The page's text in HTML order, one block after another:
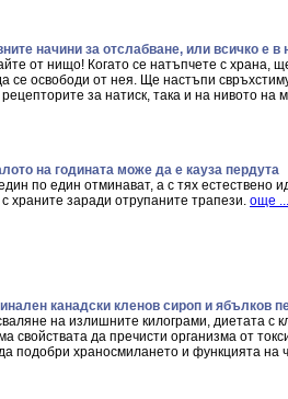
начини за отслабване, или всичко е в
от нищо! Когато се натъпчете с храна,
се освободи от нея. Ще настъпи
за натиск, така и на нивото на
на годината може да е кауза пердута
по един отминават, а с тях естествено
храните заради отрупаните трапези. още ...
канадски кленов сироп и ябълков
на излишните килограми, диетата с
свойствата да пречисти организма от
подобри храносмилането и функцията на